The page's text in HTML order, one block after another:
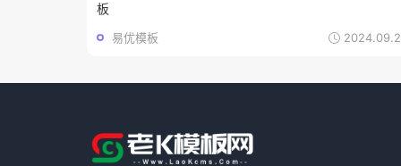
板
易优模板